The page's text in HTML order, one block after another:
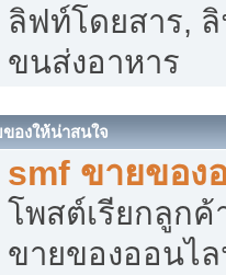
ลิฟท์โดยสาร,
ขนส่งอาหาร
องให้น่าสนใจ
smf ขายของ
โพสต์เรียกลูกค้
ขายของออนไ